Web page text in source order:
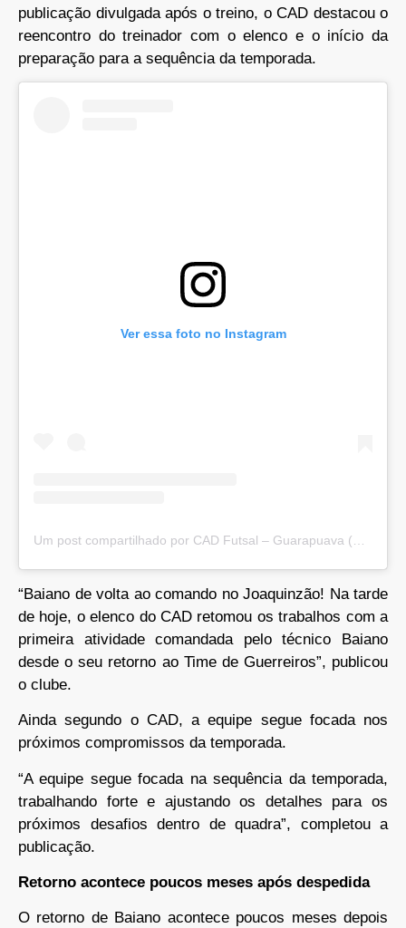
publicação divulgada após o treino, o CAD destacou o
reencontro do treinador com o elenco e o início da
preparação para a sequência da temporada.
Ver essa foto no Instagram
Um post compartilhado por CAD Futsal – Guarapuava (@cadfutsal_oficial)
“Baiano de volta ao comando no Joaquinzão! Na tarde
de hoje, o elenco do CAD retomou os trabalhos com a
primeira atividade comandada pelo técnico Baiano
desde o seu retorno ao Time de Guerreiros”, publicou
o clube.
Ainda segundo o CAD, a equipe segue focada nos
próximos compromissos da temporada.
“A equipe segue focada na sequência da temporada,
trabalhando forte e ajustando os detalhes para os
próximos desafios dentro de quadra”, completou a
publicação.
Retorno acontece poucos meses após despedida
O retorno de Baiano acontece poucos meses depois